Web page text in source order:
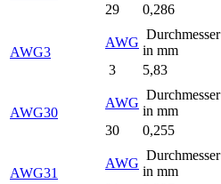
29
0,286
AWG3
AWG
Durchmesser
in mm
3
5,83
AWG30
AWG
Durchmesser
in mm
30
0,255
AWG31
AWG
Durchmesser
in mm